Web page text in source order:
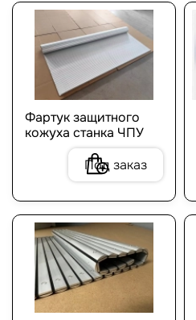
Фартук защитного
кожуха станка ЧПУ
Под заказ